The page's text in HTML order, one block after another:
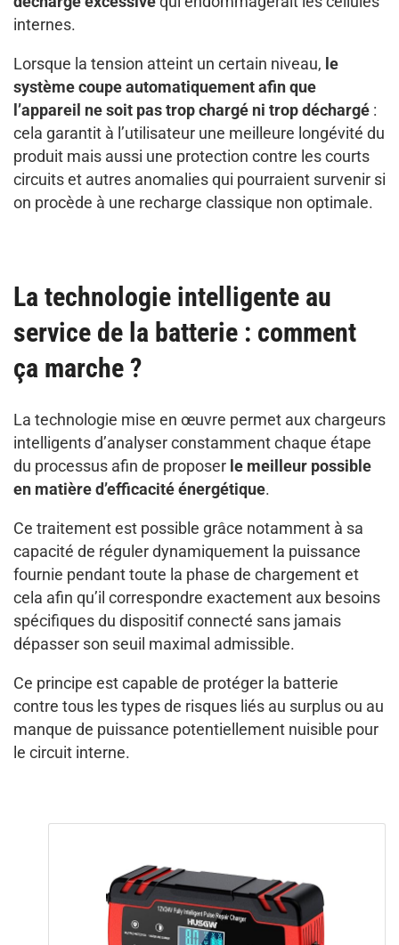
internes.
Lorsque la tension atteint un certain niveau, le
système coupe automatiquement afin que
l’appareil ne soit pas trop chargé ni trop déchargé :
cela garantit à l’utilisateur une meilleure longévité du
produit mais aussi une protection contre les courts
circuits et autres anomalies qui pourraient survenir si
on procède à une recharge classique non optimale.
La technologie intelligente au
service de la batterie : comment
ça marche ?
La technologie mise en œuvre permet aux chargeurs
intelligents d’analyser constamment chaque étape
du processus afin de proposer le meilleur possible
en matière d’efficacité énergétique.
Ce traitement est possible grâce notamment à sa
capacité de réguler dynamiquement la puissance
fournie pendant toute la phase de chargement et
cela afin qu’il correspondre exactement aux besoins
spécifiques du dispositif connecté sans jamais
dépasser son seuil maximal admissible.
Ce principe est capable de protéger la batterie
contre tous les types de risques liés au surplus ou au
manque de puissance potentiellement nuisible pour
le circuit interne.